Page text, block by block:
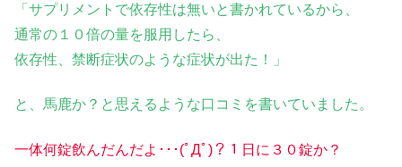
「サプリメントで依存性は無いと書かれているから、
通常の１０倍の量を服用したら、
依存性、禁断症状のような症状が出た！」
と、馬鹿か？と思えるような口コミを書いていました。
一体何錠飲んだんだよ･･･(ﾟДﾟ)？１日に３０錠か？